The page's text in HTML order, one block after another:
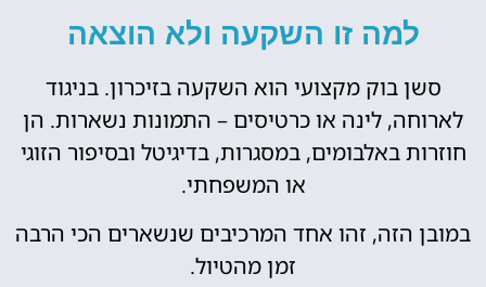
למה זו השקעה ולא הוצאה
סשן בוק מקצועי הוא השקעה בזיכרון. בניגוד
לארוחה, לינה או כרטיסים – התמונות נשארות. הן
חוזרות באלבומים, במסגרות, בדיגיטל ובסיפור הזוגי
או המשפחתי.
במובן הזה, זהו אחד המרכיבים שנשארים הכי הרבה
זמן מהטיול.